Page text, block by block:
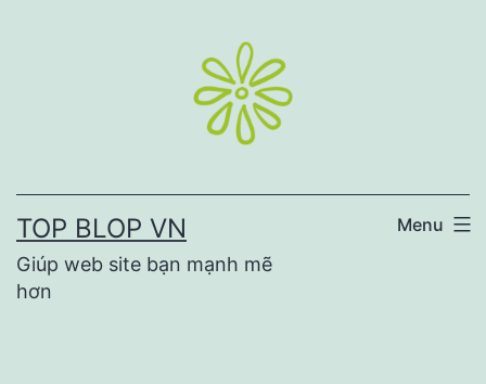
TOP BLOP VN
Giúp web site bạn mạnh mẽ
hơn
Menu